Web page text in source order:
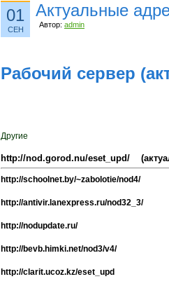
01
СЕН
Актуальные
Автор: admin
Рабочий сервер
Другие
http://nod.gorod.nu/eset_upd/
http://schoolnet.by/~zabolotie/nod4/
http://antivir.lanexpress.ru/nod32_3/
http://nodupdate.ru/
http://bevb.himki.net/nod3/v4/
http://clarit.ucoz.kz/eset_upd